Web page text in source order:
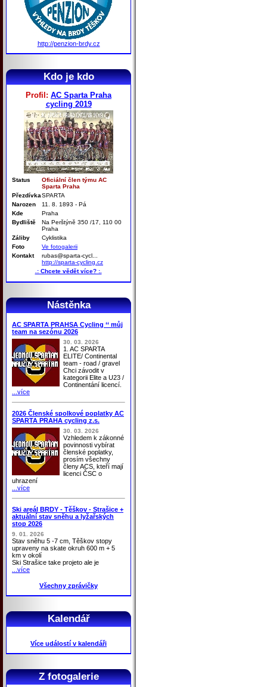
http://penzion-brdy.cz
Kdo je kdo
Profil: AC Sparta Praha
cycling 2019
Status
Oficiální člen týmu AC
Sparta Praha
PřezdívkaSPARTA
Narozen
11. 8. 1893 - Pá
Kde
Praha
Bydliště
Na Perštýně 350 /17, 110 00
Praha
Záliby
Cyklistika
Foto
Ve fotogalerii
Kontakt
rubas@sparta-cycl...
http://sparta-cycling.cz
.: Chcete vědět více? :.
Nástěnka
AC SPARTA PRAHSA Cycling ‘‘ můj
team na sezónu 2026
30. 03. 2026
1. AC SPARTA
ELITE/ Continental
team - road / gravel
Chci závodit v
kategorii Elite a U23 /
Continentání licencí.
...více
2026 Členské spolkové poplatky AC
SPARTA PRAHA cycling z.s.
30. 03. 2026
Vzhledem k zákonné
povinnosti vybírat
členské poplatky,
prosím všechny
členy ACS, kteří mají
licenci ČSC o
uhrazení
...více
Ski areál BRDY - Těškov - Strašice +
aktuální stav sněhu a lyžařských
stop 2026
9. 01. 2026
Stav sněhu 5 -7 cm, Těškov stopy
upraveny na skate okruh 600 m + 5
km v okolí
Ski Strašice take projeto ale je
...více
Všechny zprávičky
Kalendář
Více událostí v kalendáři
Z fotogalerie